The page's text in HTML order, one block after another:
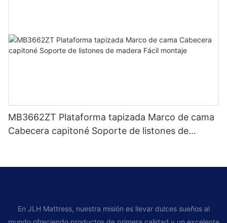
MB3662ZT Plataforma tapizada Marco de cama
Cabecera capitoné Soporte de listones de
En JLH Mattress, nuestra misión es llevar dulces sueños al